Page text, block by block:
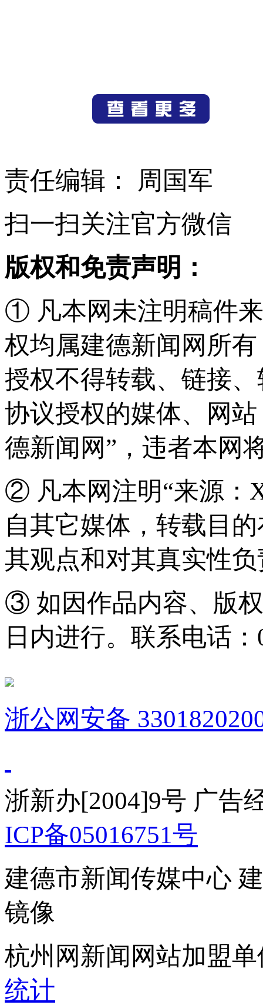
责任编辑： 周国军
扫一扫关注官方微信
版权和免责声明：
① 凡本网未注明稿件
权均属建德新闻网所
授权不得转载、链接
协议授权的媒体、网
德新闻网”，违者本网
② 凡本网注明“来源：
自其它媒体，转载目
其观点和对其真实性
③ 如因作品内容、版
日内进行。联系电话：
浙公网安备
浙新办[2004]9号 广告
ICP备05016751号
建德市新闻传媒中心
镜像
杭州网新闻网站加盟
统计